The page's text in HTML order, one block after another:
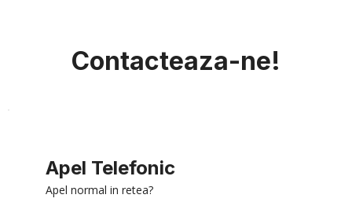
Contacteaza-ne!
Apel Telefonic
Apel normal in retea?